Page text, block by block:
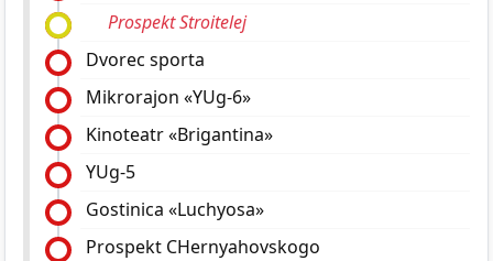
Prospekt Stroitelej
Dvorec sporta
Mikrorajon «YUg-6»
Kinoteatr «Brigantina»
YUg-5
Gostinica «Luchyosa»
Prospekt CHernyahovskogo